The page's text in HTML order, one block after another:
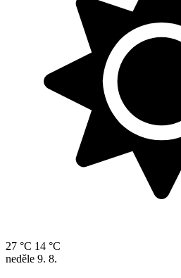
27 °C 14 °C
neděle 9. 8.